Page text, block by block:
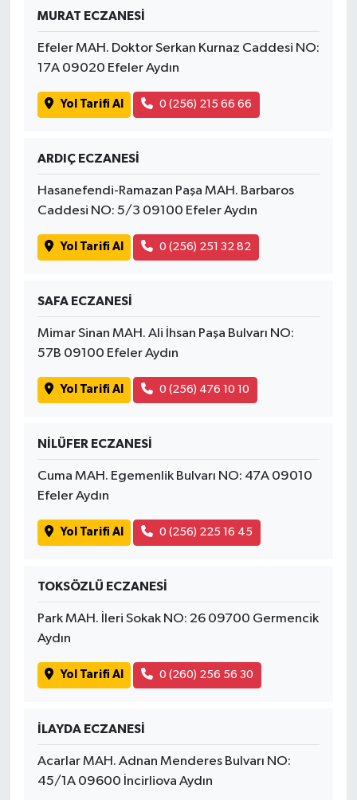
MURAT ECZANESİ
Efeler MAH. Doktor Serkan Kurnaz Caddesi NO:
17A 09020 Efeler Aydın
Yol Tarifi Al 0 (256) 215 66 66
ARDIÇ ECZANESİ
Hasanefendi-Ramazan Paşa MAH. Barbaros
Caddesi NO: 5/3 09100 Efeler Aydın
Yol Tarifi Al 0 (256) 251 32 82
SAFA ECZANESİ
Mimar Sinan MAH. Ali İhsan Paşa Bulvarı NO:
57B 09100 Efeler Aydın
Yol Tarifi Al 0 (256) 476 10 10
NİLÜFER ECZANESİ
Cuma MAH. Egemenlik Bulvarı NO: 47A 09010
Efeler Aydın
Yol Tarifi Al 0 (256) 225 16 45
TOKSÖZLÜ ECZANESİ
Park MAH. İleri Sokak NO: 26 09700 Germencik
Aydın
Yol Tarifi Al 0 (260) 256 56 30
İLAYDA ECZANESİ
Acarlar MAH. Adnan Menderes Bulvarı NO:
45/1A 09600 İncirliova Aydın